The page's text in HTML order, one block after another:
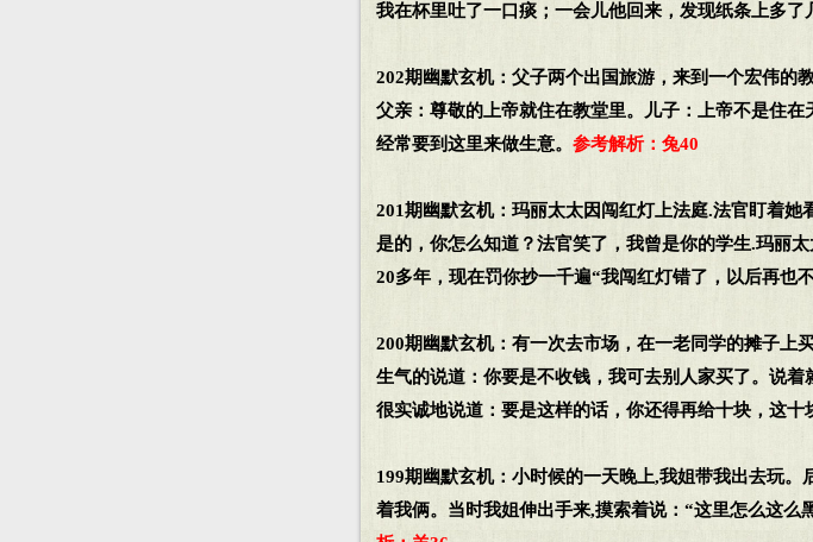
我在杯里吐了一口痰；一会儿他回来，发现纸条上多了
202期幽默玄机：父子两个出国旅游，来到一个宏伟的
父亲：尊敬的上帝就住在教堂里。儿子：上帝不是住
经常要到这里来做生意。参考解析：兔40
201期幽默玄机：玛丽太太因闯红灯上法庭.法官盯着
是的，你怎么知道？法官笑了，我曾是你的学生.玛丽
20多年，现在罚你抄一千遍“我闯红灯错了，以后再也
200期幽默玄机：有一次去市场，在一老同学的摊子上
生气的说道：你要是不收钱，我可去别人家买了。说
很实诚地说道：要是这样的话，你还得再给十块，这十
199期幽默玄机：小时候的一天晚上,我姐带我出去玩
着我俩。当时我姐伸出手来,摸索着说：“这里怎么这么